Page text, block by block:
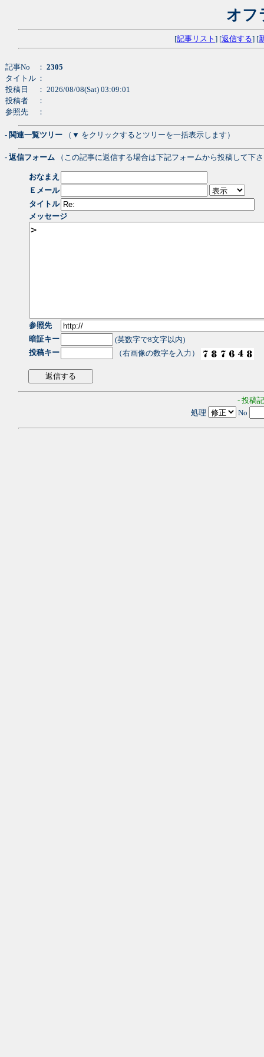
オフ
[記事リスト ] [返信する] [
記事No ： 2305
タイトル ：
投稿日
： 2026/08/08(Sat) 03:09:01
投稿者
：
参照先
：
- 関連一覧ツリー （▼ をクリックするとツリーを一括表示します）
- 返信フォーム （この記事に返信する場合は下記フォームから投稿して下
おなまえ
Ｅメール
タイトル
メッセージ
参照先
暗証キー
(英数字で8文字以内)
投稿キー
（右画像の数字を入力）
- 投稿
処理
No